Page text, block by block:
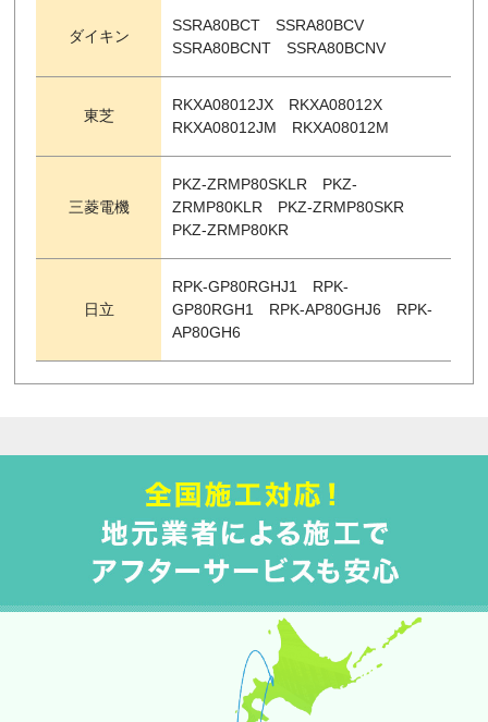
ダイキン
SSRA80BCT SSRA80BCV
SSRA80BCNT SSRA80BCNV
東芝
RKXA08012JX RKXA08012X
RKXA08012JM RKXA08012M
三菱電機
PKZ-ZRMP80SKLR PKZ-
ZRMP80KLR PKZ-ZRMP80SKR
PKZ-ZRMP80KR
日立
RPK-GP80RGHJ1 RPK-
GP80RGH1 RPK-AP80GHJ6 RPK-
AP80GH6